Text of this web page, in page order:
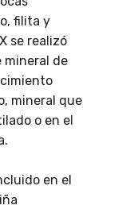
filita y
se realizó
mineral de
mineral que
o en el
en el